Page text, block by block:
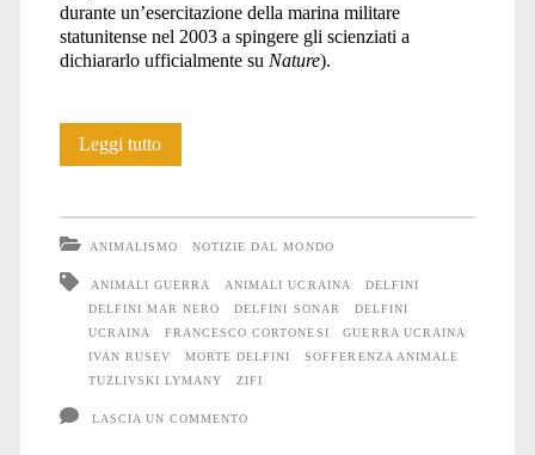
durante un’esercitazione della marina militare
statunitense nel 2003 a spingere gli scienziati a
dichiararlo ufficialmente su Nature).
Leggi tuttoAnche
la
guerra
ANIMALISMO NOTIZIE DAL MONDO
ANIMALI GUERRA ANIMALI UCRAINA
DELFINI
DELFINI MAR NERO
DELFINI SONAR
DELFINI
UCRAINA
FRANCESCO CORTONESI
GUERRA UCRAINA
IVAN RUSEV
MORTE DELFINI
SOFFERENZA ANIMALE
TUZLIVSKI LYMANY
ZIFI
LASCIA UN COMMENTO